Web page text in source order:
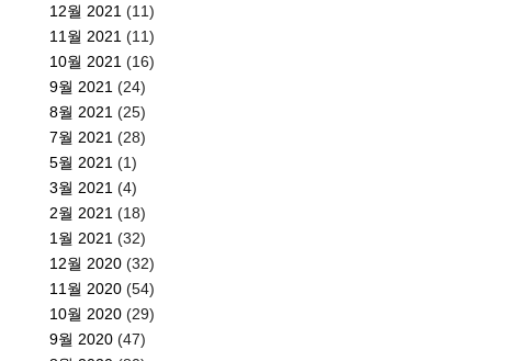
12월 2021 (11)
11월 2021 (11)
10월 2021 (16)
9월 2021 (24)
8월 2021 (25)
7월 2021 (28)
5월 2021 (1)
3월 2021 (4)
2월 2021 (18)
1월 2021 (32)
12월 2020 (32)
11월 2020 (54)
10월 2020 (29)
9월 2020 (47)